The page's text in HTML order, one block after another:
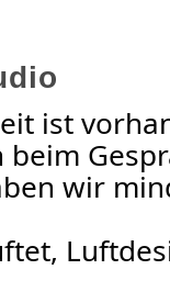
ist
wir